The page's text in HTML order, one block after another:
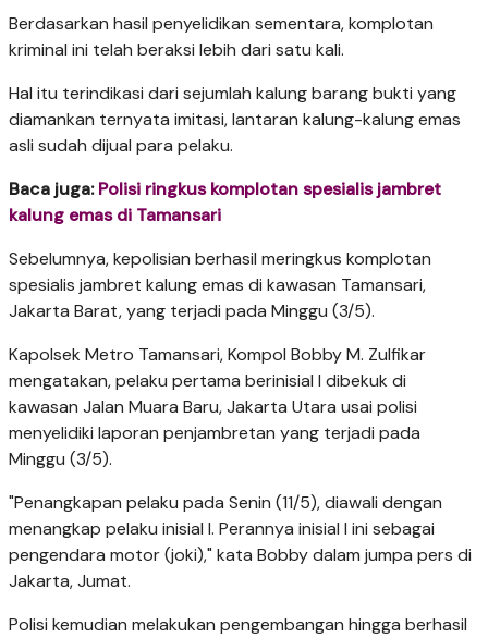
Berdasarkan hasil penyelidikan sementara, komplotan
kriminal ini telah beraksi lebih dari satu kali.
Hal itu terindikasi dari sejumlah kalung barang bukti yang
diamankan ternyata imitasi, lantaran kalung-kalung emas
asli sudah dijual para pelaku.
Baca juga:Polisi ringkus komplotan spesialis jambret
kalung emas di Tamansari
Sebelumnya, kepolisian berhasil meringkus komplotan
spesialis jambret kalung emas di kawasan Tamansari,
Jakarta Barat, yang terjadi pada Minggu (3/5).
Kapolsek Metro Tamansari, Kompol Bobby M. Zulfikar
mengatakan, pelaku pertama berinisial I dibekuk di
kawasan Jalan Muara Baru, Jakarta Utara usai polisi
menyelidiki laporan penjambretan yang terjadi pada
Minggu (3/5).
"Penangkapan pelaku pada Senin (11/5), diawali dengan
menangkap pelaku inisial I. Perannya inisial I ini sebagai
pengendara motor (joki)," kata Bobby dalam jumpa pers di
Jakarta, Jumat.
Polisi kemudian melakukan pengembangan hingga berhasil